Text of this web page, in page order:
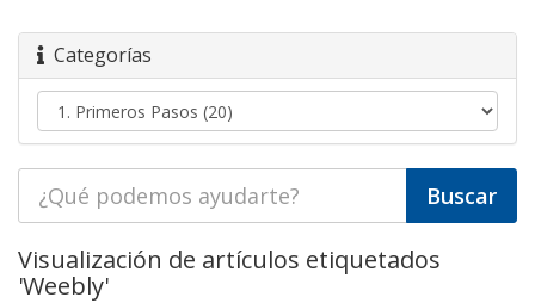
Categorías
Visualización de artículos etiquetados
'Weebly'